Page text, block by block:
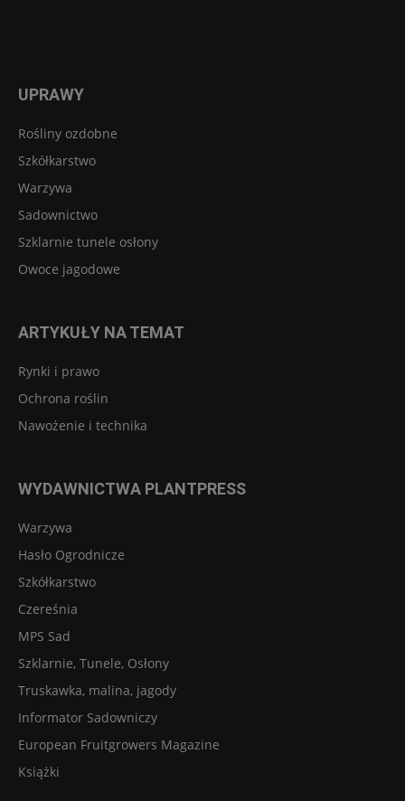
UPRAWY
Rośliny ozdobne
Szkółkarstwo
Warzywa
Sadownictwo
Szklarnie tunele osłony
Owoce jagodowe
ARTYKUŁY NA TEMAT
Rynki i prawo
Ochrona roślin
Nawożenie i technika
WYDAWNICTWA PLANTPRESS
Warzywa
Hasło Ogrodnicze
Szkółkarstwo
Czereśnia
MPS Sad
Szklarnie, Tunele, Osłony
Truskawka, malina, jagody
Informator Sadowniczy
European Fruitgrowers Magazine
Książki